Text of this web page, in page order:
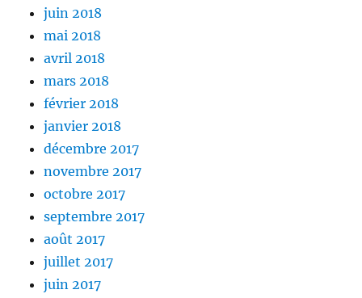
juin 2018
mai 2018
avril 2018
mars 2018
février 2018
janvier 2018
décembre 2017
novembre 2017
octobre 2017
septembre 2017
août 2017
juillet 2017
juin 2017